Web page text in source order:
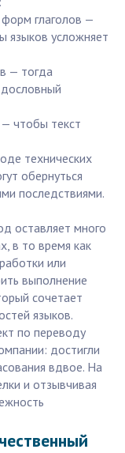
глаголов —
языков усложняет
— тогда
чтобы текст
технических
обернуться
последствиями.
оставляет много
в то время как
или
выполнение
сочетает
языков.
по переводу
достигли
вдвое. На
и отзывчивая